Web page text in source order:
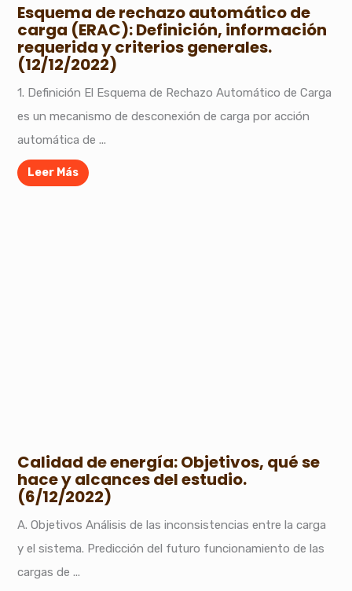
Esquema de rechazo automático de
carga (ERAC): Definición, información
requerida y criterios generales.
(12/12/2022)
1. Definición El Esquema de Rechazo Automático de Carga
es un mecanismo de desconexión de carga por acción
automática de ...
Leer Más
Calidad de energía: Objetivos, qué se
hace y alcances del estudio.
(6/12/2022)
A. Objetivos Análisis de las inconsistencias entre la carga
y el sistema. Predicción del futuro funcionamiento de las
cargas de ...